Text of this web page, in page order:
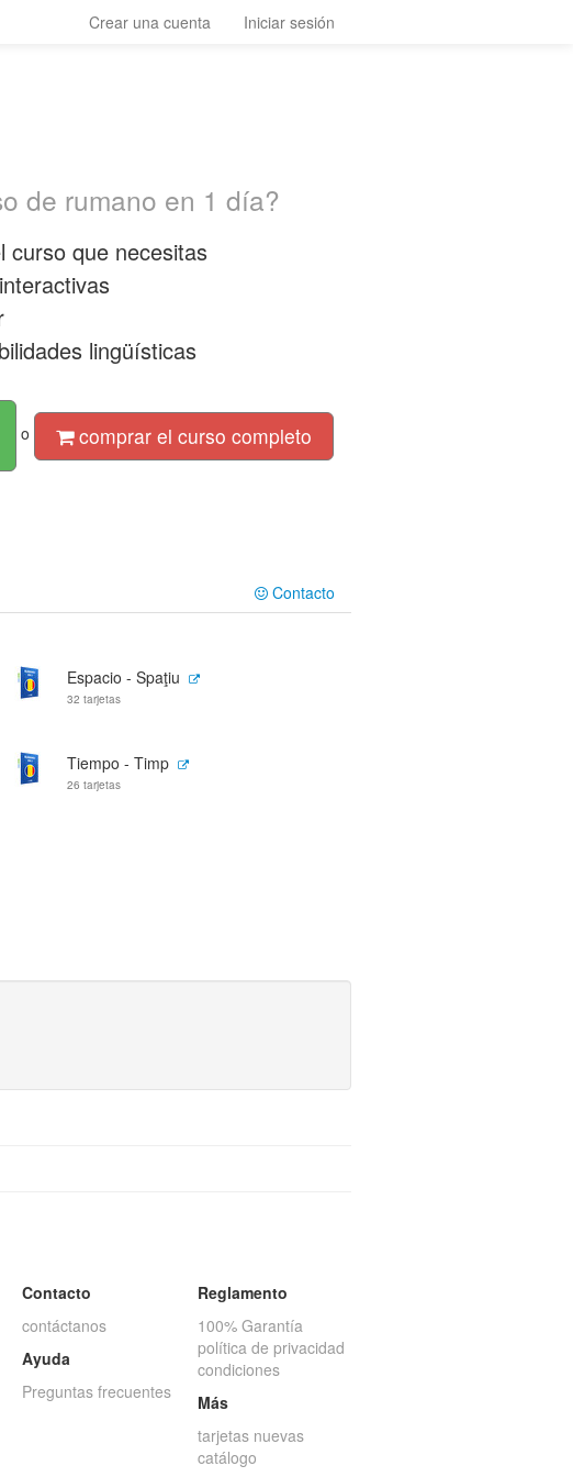
Crear una cuenta Iniciar sesión
de rumano en 1 día?
curso que necesitas
lingüísticas
o comprar el curso completo
Contacto
Espacio - Spaţiu
32 tarjetas
Tiempo - Timp
26 tarjetas
Contacto
contáctanos
Ayuda
Preguntas frecuentes
Reglamento
100% Garantía
política de privacidad
condiciones
Más
tarjetas nuevas
catálogo